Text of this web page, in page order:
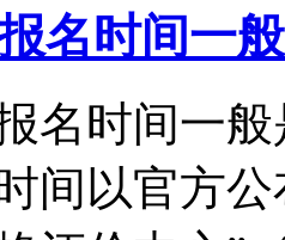
名时间一
名时间一
间以官方